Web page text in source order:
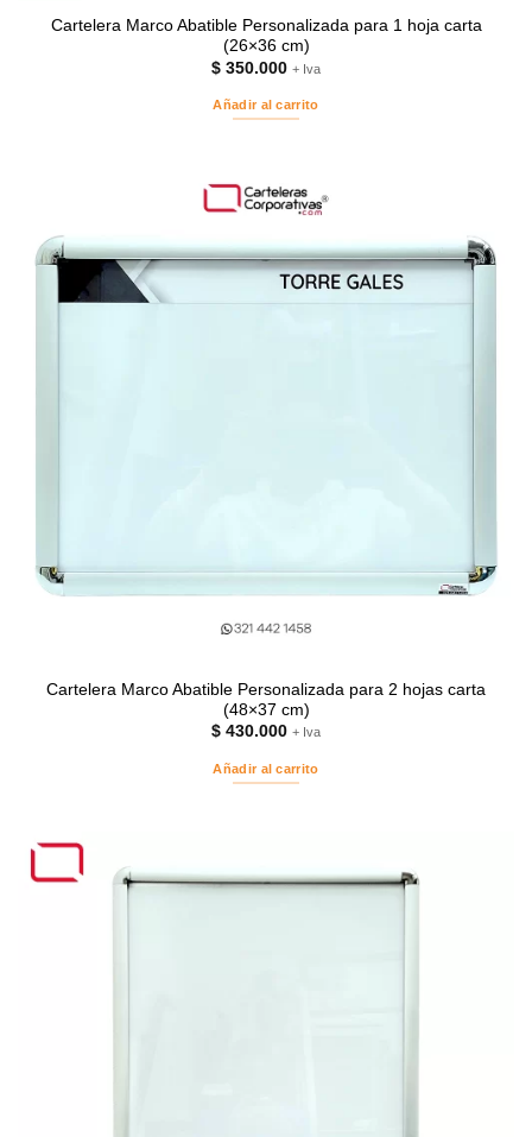
Cartelera Marco Abatible Personalizada para 1 hoja carta
(26×36 cm)
$ 350.000 + Iva
Añadir al carrito
Cartelera Marco Abatible Personalizada para 2 hojas carta
(48×37 cm)
$ 430.000 + Iva
Añadir al carrito